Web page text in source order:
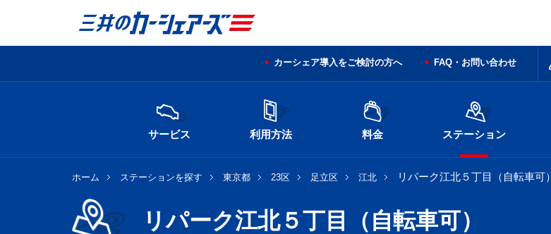
カーシェア導入をご検討の方へ FAQ・お問い合わせ
サービス 利用方法 料金 ステーション
ホーム ステーションを探す 東京都 23区 足立区 江北 リパーク江北５丁目（自転車可）
リパーク江北５丁目（自転車可）